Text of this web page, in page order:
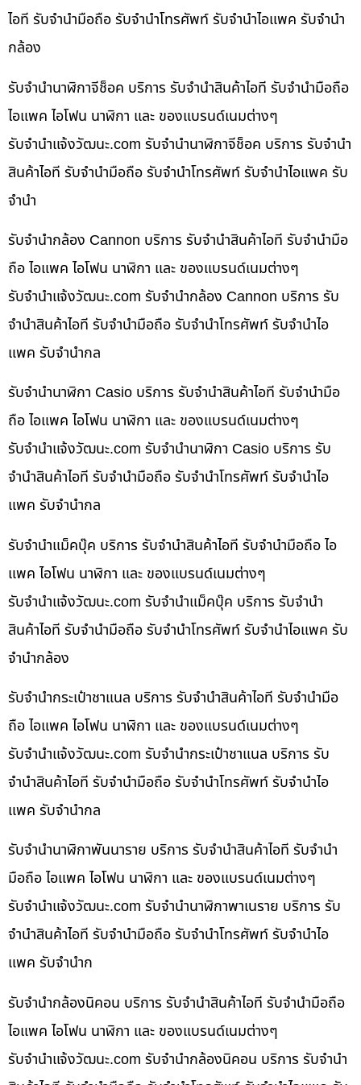
ไอที รับจำนำมือถือ รับจำนำโทรศัพท์ รับจำนำไอแพค รับจำนำ
กล้อง
รับจำนำนาฬิกาจีช็อค บริการ รับจำนำสินค้าไอที รับจำนำมือถือ
ไอแพค ไอโฟน นาฬิกา และ ของแบรนด์เนมต่างๆ
รับจํานําแจ้งวัฒนะ.com รับจำนำนาฬิกาจีช็อค บริการ รับจำนำ
สินค้าไอที รับจำนำมือถือ รับจำนำโทรศัพท์ รับจำนำไอแพค รับ
จำนำ
รับจำนำกล้อง Cannon บริการ รับจำนำสินค้าไอที รับจำนำมือ
ถือ ไอแพค ไอโฟน นาฬิกา และ ของแบรนด์เนมต่างๆ
รับจํานําแจ้งวัฒนะ.com รับจำนำกล้อง Cannon บริการ รับ
จำนำสินค้าไอที รับจำนำมือถือ รับจำนำโทรศัพท์ รับจำนำไอ
แพค รับจำนำกล
รับจำนำนาฬิกา Casio บริการ รับจำนำสินค้าไอที รับจำนำมือ
ถือ ไอแพค ไอโฟน นาฬิกา และ ของแบรนด์เนมต่างๆ
รับจํานําแจ้งวัฒนะ.com รับจำนำนาฬิกา Casio บริการ รับ
จำนำสินค้าไอที รับจำนำมือถือ รับจำนำโทรศัพท์ รับจำนำไอ
แพค รับจำนำกล
รับจำนำแม็คบุ๊ค บริการ รับจำนำสินค้าไอที รับจำนำมือถือ ไอ
แพค ไอโฟน นาฬิกา และ ของแบรนด์เนมต่างๆ
รับจํานําแจ้งวัฒนะ.com รับจำนำแม็คบุ๊ค บริการ รับจำนำ
สินค้าไอที รับจำนำมือถือ รับจำนำโทรศัพท์ รับจำนำไอแพค รับ
จำนำกล้อง
รับจำนำกระเป๋าชาแนล บริการ รับจำนำสินค้าไอที รับจำนำมือ
ถือ ไอแพค ไอโฟน นาฬิกา และ ของแบรนด์เนมต่างๆ
รับจํานําแจ้งวัฒนะ.com รับจำนำกระเป๋าชาแนล บริการ รับ
จำนำสินค้าไอที รับจำนำมือถือ รับจำนำโทรศัพท์ รับจำนำไอ
แพค รับจำนำกล
รับจำนำนาฬิกาพันนาราย บริการ รับจำนำสินค้าไอที รับจำนำ
มือถือ ไอแพค ไอโฟน นาฬิกา และ ของแบรนด์เนมต่างๆ
รับจํานําแจ้งวัฒนะ.com รับจำนำนาฬิกาพาเนราย บริการ รับ
จำนำสินค้าไอที รับจำนำมือถือ รับจำนำโทรศัพท์ รับจำนำไอ
แพค รับจำนำก
รับจำนำกล้องนิคอน บริการ รับจำนำสินค้าไอที รับจำนำมือถือ
ไอแพค ไอโฟน นาฬิกา และ ของแบรนด์เนมต่างๆ
รับจํานําแจ้งวัฒนะ.com รับจำนำกล้องนิคอน บริการ รับจำนำ